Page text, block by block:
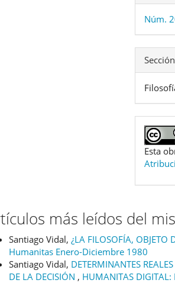
Núm.
Sección
Esta
más leídos del
Santiago Vidal, ¿LA FILOSOFÍA, OBJETO
Humanitas Enero-Diciembre 1980
Santiago Vidal, DETERMINANTES
DE LA DECISIÓN , HUMANITAS